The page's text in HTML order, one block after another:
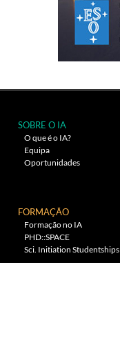
SOBRE O IA
O que é o IA?
Equipa
Oportunidades
FORMAÇÃO
Formação no IA
PHD::SPACE
Sci. Initiation Studentships